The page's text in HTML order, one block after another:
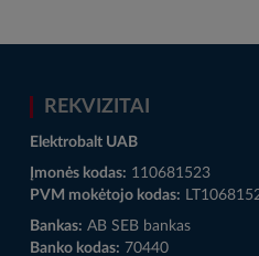
REKVIZITAI
Elektrobalt UAB
Įmonės kodas: 110681523
PVM mokėtojo kodas:
Bankas: AB SEB bankas
Banko kodas: 70440